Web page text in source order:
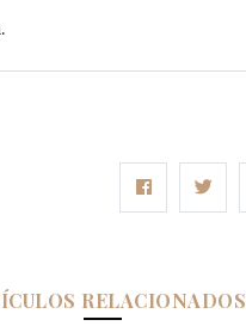
RELACIONADOS